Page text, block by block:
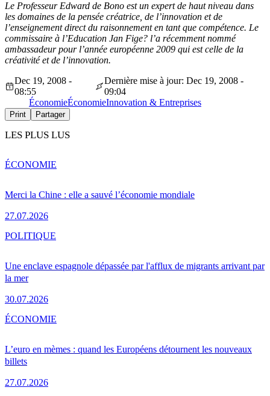
Le Professeur Edward de Bono est un expert de haut niveau dans
les domaines de la pensée créatrice, de l’innovation et de
l’enseignement direct du raisonnement en tant que compétence. Le
commissaire à l’Education Jan Fige? l’a récemment nommé
ambassadeur pour l’année européenne 2009 qui est celle de la
créativité et de l’innovation.
Dec 19, 2008 -
08:55
Dernière mise à jour: Dec 19, 2008 -
09:04
ÉconomieÉconomieInnovation & Entreprises
Print Partager
LES PLUS LUS
Merci la Chine : elle a sauvé l’économie mondiale
27.07.2026
ÉCONOMIE
Une enclave espagnole dépassée par l'afflux de migrants arrivant par
la mer
30.07.2026
POLITIQUE
L’euro en mèmes : quand les Européens détournent les nouveaux
billets
27.07.2026
ÉCONOMIE